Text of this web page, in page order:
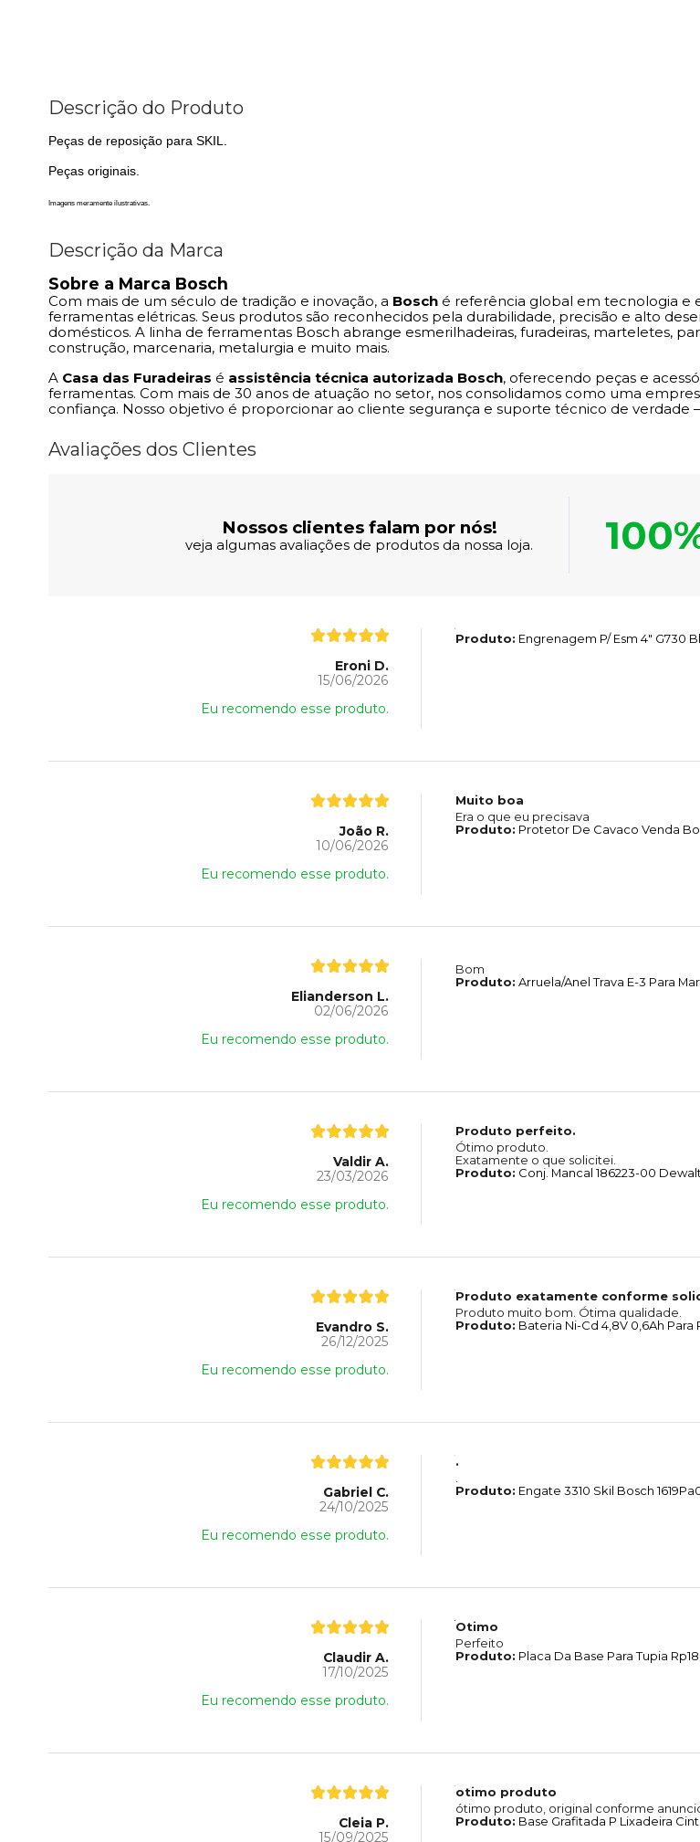
Descrição do Produto
Peças de reposição para SKIL.
Peças originais.
Imagens meramente ilustrativas.
Descrição da Marca
Sobre a Marca Bosch
Com mais de um século de tradição e inovação, a Bosch é referência global em tecnologia e
ferramentas elétricas. Seus produtos são reconhecidos pela durabilidade, precisão e alto
domésticos. A linha de ferramentas Bosch abrange esmerilhadeiras, furadeiras, marteletes,
construção, marcenaria, metalurgia e muito mais.
A Casa das Furadeiras é assistência técnica autorizada Bosch, oferecendo peças e
ferramentas. Com mais de 30 anos de atuação no setor, nos consolidamos como uma
confiança. Nosso objetivo é proporcionar ao cliente segurança e suporte técnico de verdade
Avaliações dos Clientes
Nossos clientes falam por nós!
veja algumas avaliações de produtos da nossa loja.
Eroni D.
15/06/2026
Eu recomendo esse produto.
Produto: Engrenagem P/ Esm 4" G730
João R.
10/06/2026
Eu recomendo esse produto.
Muito boa
Era o que eu precisava
Produto: Protetor De Cavaco Venda
Elianderson L.
02/06/2026
Eu recomendo esse produto.
Bom
Produto: Arruela/Anel Trava E-3 Para
Valdir A.
23/03/2026
Eu recomendo esse produto.
Produto perfeito.
Ótimo produto.
Exatamente o que solicitei.
Produto: Conj. Mancal 186223-00
Evandro S.
26/12/2025
Eu recomendo esse produto.
Produto exatamente conforme
Produto muito bom. Ótima qualidade.
Produto: Bateria Ni-Cd 4,8V 0,6Ah Para
Gabriel C.
24/10/2025
Eu recomendo esse produto.
.
.
Produto: Engate 3310 Skil Bosch
Claudir A.
17/10/2025
Eu recomendo esse produto.
Otimo
Perfeito
Produto: Placa Da Base Para Tupia
Cleia P.
15/09/2025
otimo produto
ótimo produto, original conforme
Produto: Base Grafitada P Lixadeira